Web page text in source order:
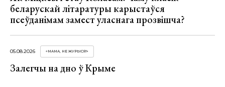
беларускай літаратуры карыстаўся
псеўданімам замест уласнага прозвішча?
05.08.2026 «МАМА, НЕ ЖУРЫСЯ!»
Залегчы на дно ў Крыме